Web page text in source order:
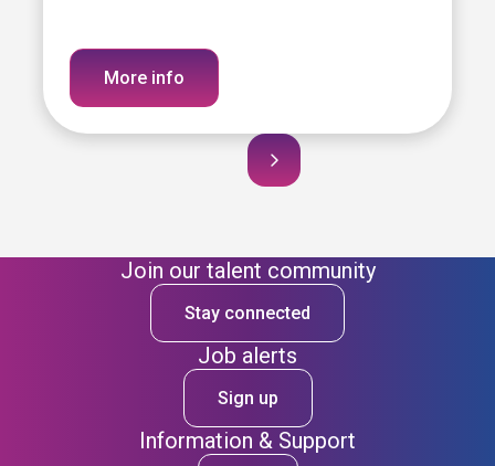
More info
Join our talent community
Stay connected
Job alerts
Sign up
Information & Support